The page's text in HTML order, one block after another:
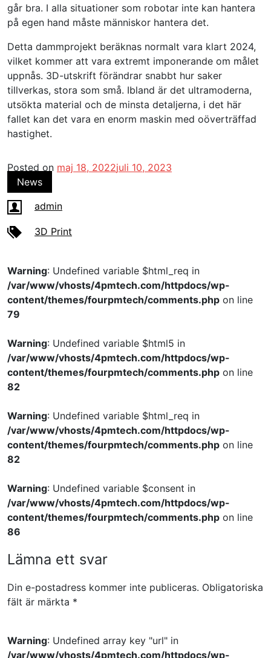
går bra. I alla situationer som robotar inte kan hantera
på egen hand måste människor hantera det.
Detta dammprojekt beräknas normalt vara klart 2024,
vilket kommer att vara extremt imponerande om målet
uppnås. 3D-utskrift förändrar snabbt hur saker
tillverkas, stora som små. Ibland är det ultramoderna,
utsökta material och de minsta detaljerna, i det här
fallet kan det vara en enorm maskin med oöverträffad
hastighet.
Posted on maj 18, 2022juli 10, 2023
News
admin
3D Print
Warning: Undefined variable $html_req in
/var/www/vhosts/4pmtech.com/httpdocs/wp-
content/themes/fourpmtech/comments.php on line
79
Warning: Undefined variable $html5 in
/var/www/vhosts/4pmtech.com/httpdocs/wp-
content/themes/fourpmtech/comments.php on line
82
Warning: Undefined variable $html_req in
/var/www/vhosts/4pmtech.com/httpdocs/wp-
content/themes/fourpmtech/comments.php on line
82
Warning: Undefined variable $consent in
/var/www/vhosts/4pmtech.com/httpdocs/wp-
content/themes/fourpmtech/comments.php on line
86
Lämna ett svar
Din e-postadress kommer inte publiceras. Obligatoriska
fält är märkta *
Warning: Undefined array key "url" in
/var/www/vhosts/4pmtech.com/httpdocs/wp-